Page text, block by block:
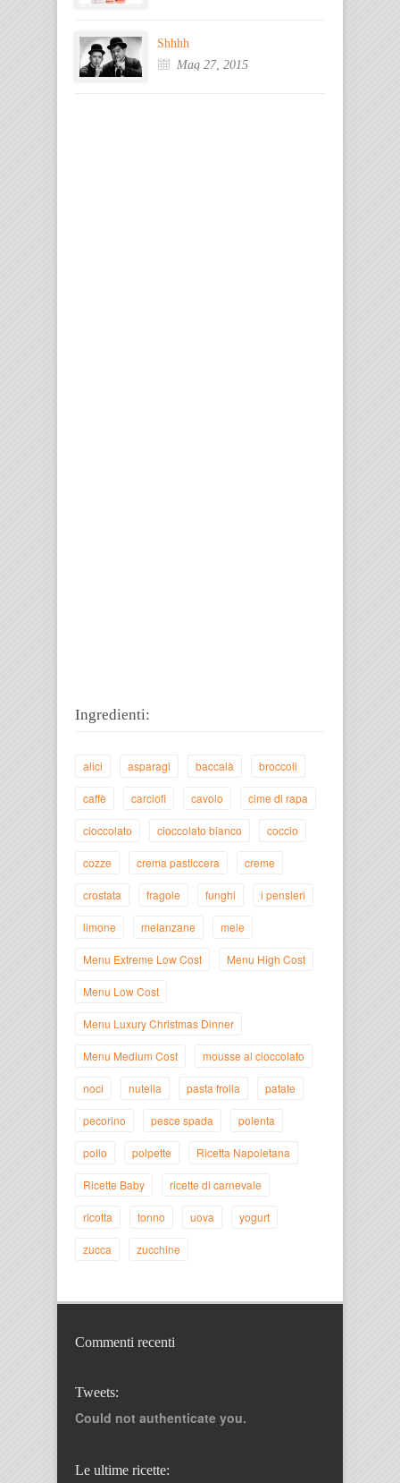
Shhhh
Mag 27, 2015
Ingredienti:
alici asparagi baccalà broccoli
caffè carciofi cavolo cime di rapa
cioccolato cioccolato bianco coccio
cozze crema pasticcera creme
crostata fragole funghi i pensieri
limone melanzane mele
Menu Extreme Low Cost Menu High Cost
Menu Low Cost
Menu Luxury Christmas Dinner
Menu Medium Cost mousse al cioccolato
noci nutella pasta frolla patate
pecorino pesce spada polenta
pollo polpette Ricetta Napoletana
Ricette Baby ricette di carnevale
ricotta tonno uova yogurt
zucca zucchine
Commenti recenti
Tweets:
Could not authenticate you.
Le ultime ricette: